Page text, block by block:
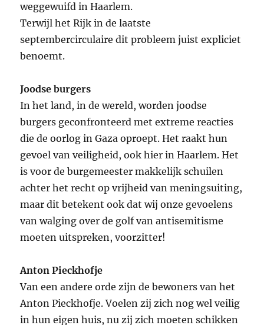
weggewuifd in Haarlem.
Terwijl het Rijk in de laatste
septembercirculaire dit probleem juist expliciet
benoemt.
Joodse burgers
In het land, in de wereld, worden joodse
burgers geconfronteerd met extreme reacties
die de oorlog in Gaza oproept. Het raakt hun
gevoel van veiligheid, ook hier in Haarlem. Het
is voor de burgemeester makkelijk schuilen
achter het recht op vrijheid van meningsuiting,
maar dit betekent ook dat wij onze gevoelens
van walging over de golf van antisemitisme
moeten uitspreken, voorzitter!
Anton Pieckhofje
Van een andere orde zijn de bewoners van het
Anton Pieckhofje. Voelen zij zich nog wel veilig
in hun eigen huis, nu zij zich moeten schikken